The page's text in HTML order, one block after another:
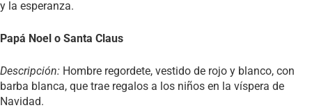
y la esperanza.
Papá Noel o Santa Claus
Descripción: Hombre regordete, vestido de rojo y blanco, con
barba blanca, que trae regalos a los niños en la víspera de
Navidad.